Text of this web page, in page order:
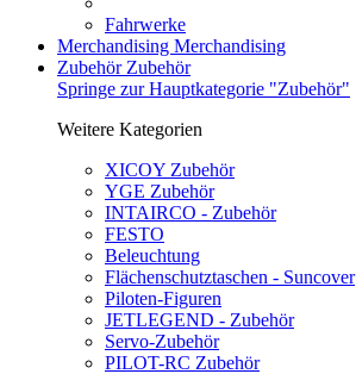
Fahrwerke
Merchandising Merchandising
Zubehör Zubehör
Springe zur Hauptkategorie "Zubehör"
Weitere Kategorien
XICOY Zubehör
YGE Zubehör
INTAIRCO - Zubehör
FESTO
Beleuchtung
Flächenschutztaschen - Suncover
Piloten-Figuren
JETLEGEND - Zubehör
Servo-Zubehör
PILOT-RC Zubehör